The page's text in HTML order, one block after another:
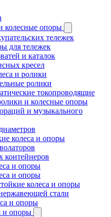
колесные опоры
тележек
для тележек
и каталок
кресел
и ролики
ролики
токопроводящие
и колесные опоры
и музыкального
колеса и опоры
контейнеров
и опоры
и опоры
колеса и опоры
стали
и опоры
и опоры